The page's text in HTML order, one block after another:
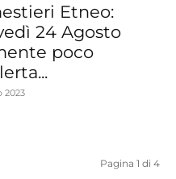
Etneo:
24 Agosto
poco
2023
Pagina 1 di 4